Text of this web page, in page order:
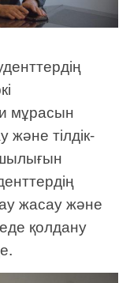
мұрасын
тілдік-
жасау және
қолдану